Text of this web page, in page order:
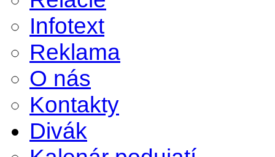
Infotext
Reklama
O nás
Kontakty
Divák